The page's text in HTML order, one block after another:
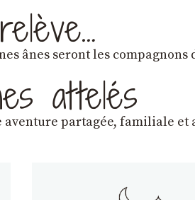
ânes seront les compagnons
attelés
partagée, familiale et